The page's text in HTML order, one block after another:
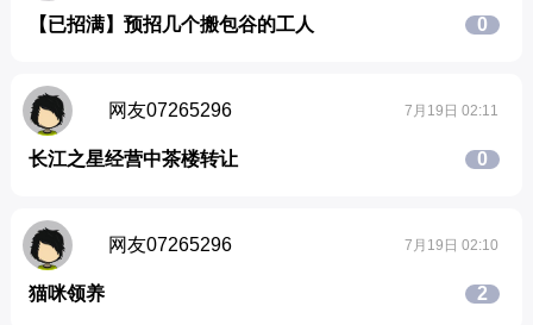
【已招满】预招几个搬包谷的工人 0
网友07265296 7月19日 02:11
长江之星经营中茶楼转让 0
网友07265296 7月19日 02:10
猫咪领养 2